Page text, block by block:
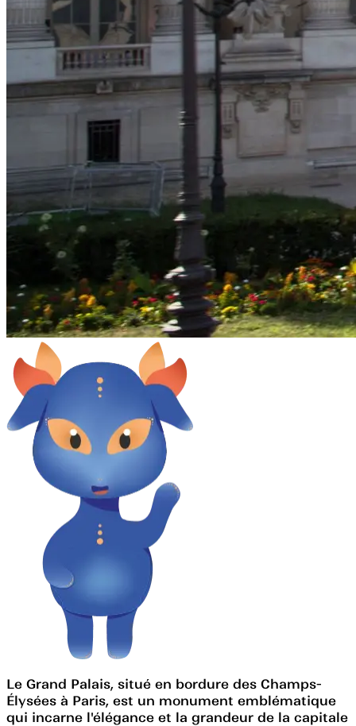
Le Grand Palais, situé en bordure des Champs-
Élysées à Paris, est un monument emblématique
qui incarne l'élégance et la grandeur de la capitale